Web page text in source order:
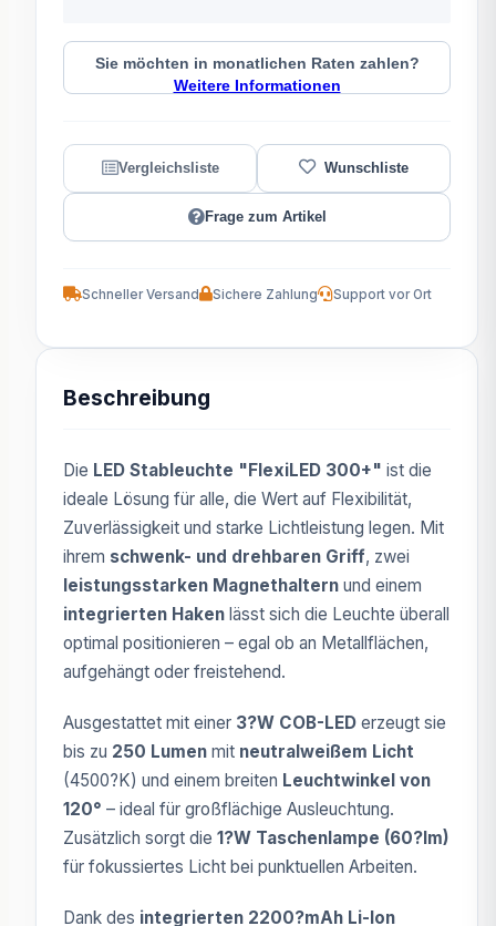
Sie möchten in monatlichen Raten zahlen?
Weitere Informationen
Frage zum Artikel
Schneller Versand Sichere Zahlung Support vor Ort
Beschreibung
Die LED Stableuchte "FlexiLED 300+" ist die
ideale Lösung für alle, die Wert auf Flexibilität,
Zuverlässigkeit und starke Lichtleistung legen. Mit
ihrem schwenk- und drehbaren Griff, zwei
leistungsstarken Magnethaltern und einem
integrierten Haken lässt sich die Leuchte überall
optimal positionieren – egal ob an Metallflächen,
aufgehängt oder freistehend.
Ausgestattet mit einer 3?W COB-LED erzeugt sie
bis zu 250 Lumen mit neutralweißem Licht
(4500?K) und einem breiten Leuchtwinkel von
120° – ideal für großflächige Ausleuchtung.
Zusätzlich sorgt die 1?W Taschenlampe (60?lm)
für fokussiertes Licht bei punktuellen Arbeiten.
Dank des integrierten 2200?mAh Li-Ion